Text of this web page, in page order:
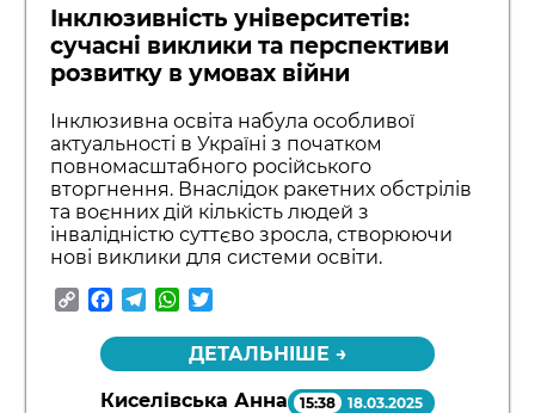
Інклюзивність університетів:
сучасні виклики та перспективи
розвитку в умовах війни
Інклюзивна освіта набула особливої
актуальності в Україні з початком
повномасштабного російського
вторгнення. Внаслідок ракетних обстрілів
та воєнних дій кількість людей з
інвалідністю суттєво зросла, створюючи
нові виклики для системи освіти.
CopyFacebook
TelegramWhatsApp
ДЕТАЛЬНІШЕ →
Киселівська Анна 15:38 18.03.2025